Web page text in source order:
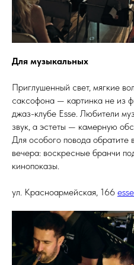
Для музыкальных
Приглушенный свет, мягкие
саксофона — картинка не из
джаз-клубе Esse. Любители
звук, а эстеты — камерную
Для особого повода обратите
вечера: воскресные бранчи
кинопоказы.
ул. Красноармейская, 166